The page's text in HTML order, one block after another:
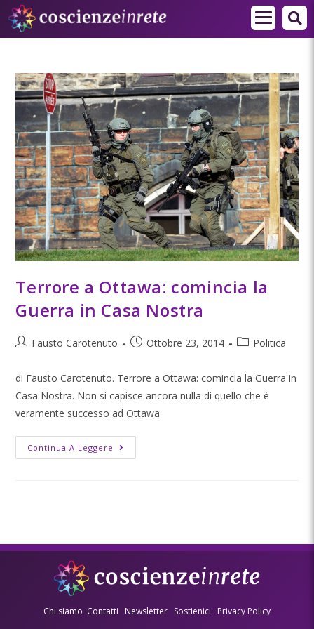
Terrore a Ottawa: comincia la
Guerra in Casa Nostra
Fausto Carotenuto Ottobre 23, 2014 Politica
di Fausto Carotenuto. Terrore a Ottawa: comincia la Guerra in
Casa Nostra. Non si capisce ancora nulla di quello che è
veramente successo ad Ottawa.
Continua A Leggere
Chi siamo Contatti Newsletter Sostienici Privacy Policy